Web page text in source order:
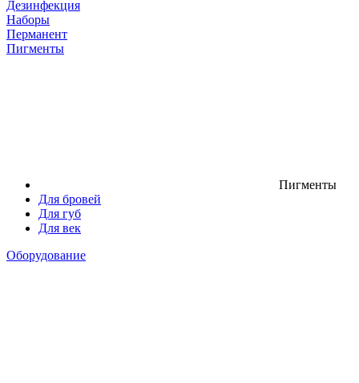
Дезинфекция
Наборы
Перманент
Пигменты
Пигменты
Для бровей
Для губ
Для век
Оборудование